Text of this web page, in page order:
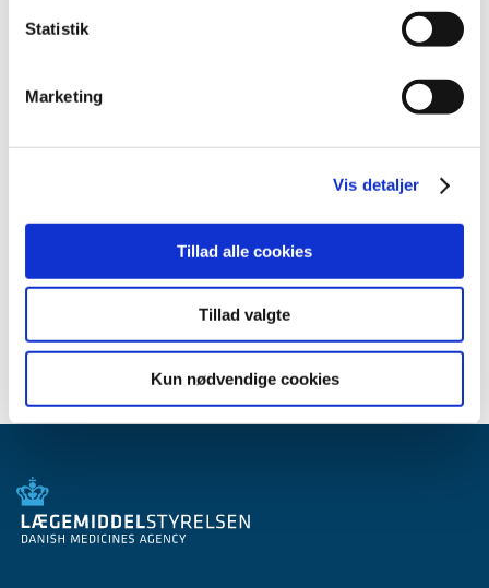
Statistik
Marketing
Vis detaljer
Tillad alle cookies
Tillad valgte
Kun nødvendige cookies
januar (3)
2011 (13)